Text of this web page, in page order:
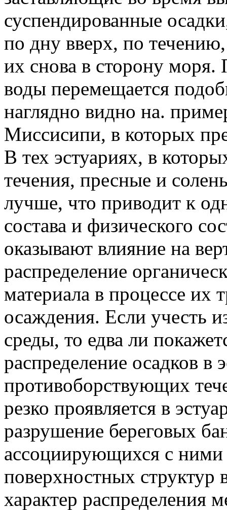
суспендированные
по дну вверх, по
их снова в сторону
воды перемещается
наглядно видно на.
Миссисипи, в которых
В тех эстуариях, в
течения, пресные и
лучше, что приводит к
состава и физического
оказывают влияние на
распределение
материала в процессе их
осаждения. Если учесть
среды, то едва ли
распределение осадков в
противоборствующих
резко проявляется в
разрушение береговых
ассоциирующихся с
поверхностных структур
характер распределения